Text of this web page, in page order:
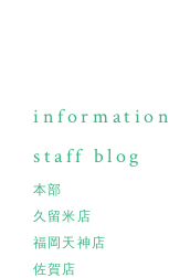
information
staff blog
本部
久留米店
福岡天神店
佐賀店